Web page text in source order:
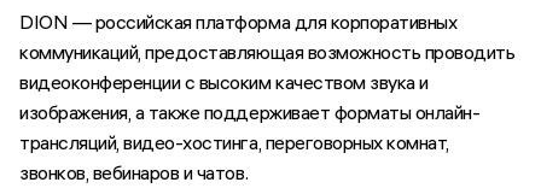
DION — российская платформа для корпоративных
коммуникаций, предоставляющая возможность проводить
видеоконференции с высоким качеством звука и
изображения, а также поддерживает форматы онлайн-
трансляций, видео-хостинга, переговорных комнат,
звонков, вебинаров и чатов.